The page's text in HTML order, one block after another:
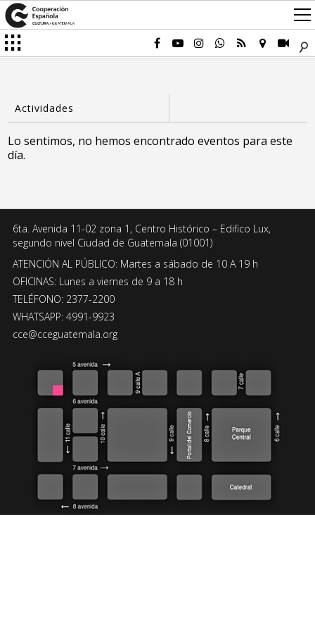
Lo sentimos, no hemos encontrado eventos para este
día.
6ta. Avenida 11-02 zona 1, Centro Histórico – Edifico Lux,
segundo nivel Ciudad de Guatemala (01001)
ATENCIÓN AL PÚBLICO: Martes a sábado de 10 A 19 h
OFICINAS: Lunes a viernes de 9 a 18 h
TELÉFONO: 2377-2200
WHATSAPP: 4991-9923
cce@cceguatemala.org